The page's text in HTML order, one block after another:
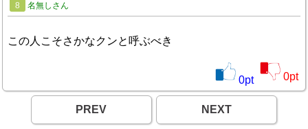
8
名無しさん
この人こそさかなクンと呼ぶべき
0pt 0pt
PREV NEXT